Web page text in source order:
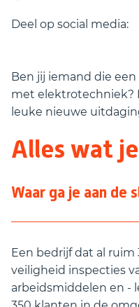
Deel op social media:
Ben jij iemand die
met elektrotechniek?
leuke nieuwe
Alles wat
Waar ga je aan de
Een bedrijf dat al ruim
veiligheid inspecties
arbeidsmiddelen en -